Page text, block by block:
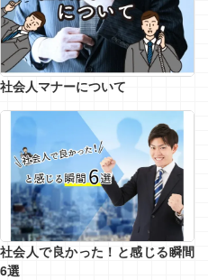
社会人マナーについて
社会人で良かった！と感じる瞬間
6選